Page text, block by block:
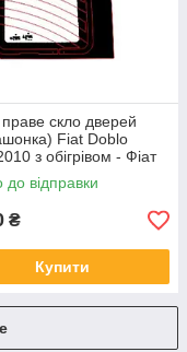
скло дверей
Fiat Doblo
з обігрівом - Фіат
до відправки
₴
Купити